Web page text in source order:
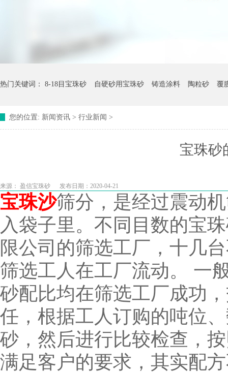
热门关键词： 8-18目宝珠砂 自硬砂用宝珠砂 铸造涂料 陶粒砂 覆
您的位置: 新闻资讯 > 行业新闻 >
宝珠砂
来源： 盈信宝珠砂 发布日期：2020-04-21
宝珠沙筛分，是经过震动
入袋子里。不同目数的宝
限公司的筛选工厂，十几
筛选工人在工厂流动。 一
砂配比均在筛选工厂成功
任，根据工人订购的吨位
砂，然后进行比较检查，
满足客户的要求，其实配